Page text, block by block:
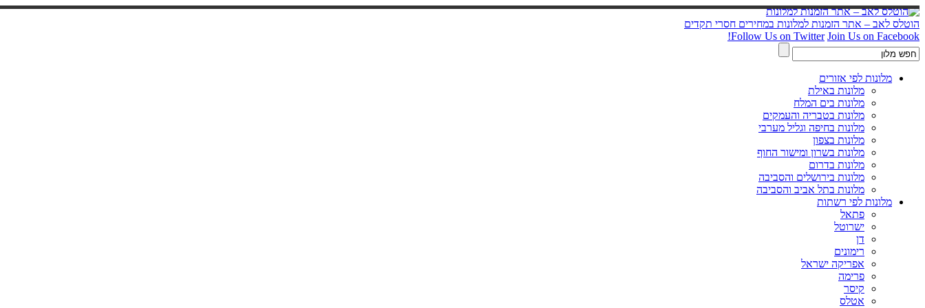
הוטלס לאב – אתר הזמנות למלונות במחירים חסרי תקדים
Follow Us on Twitter Join Us on Facebook!
מלונות לפי אזורים
מלונות באילת
מלונות בים המלח
מלונות בטבריה והעמקים
מלונות בחיפה וגליל מערבי
מלונות בצפון
מלונות בשרון ומישור החוף
מלונות בדרום
מלונות בירושלים והסביבה
מלונות בתל אביב והסביבה
מלונות לפי רשתות
פתאל
ישרוטל
דן
רימונים
אפריקה ישראל
פרימה
קיסר
אטלס